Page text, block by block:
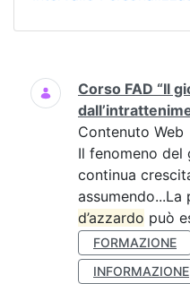
Ricerca
Corso FAD “Il
Contenuto Web
Il fenomeno del
continua
d’azzardo può
FORMAZIONE
INFORMAZIONE